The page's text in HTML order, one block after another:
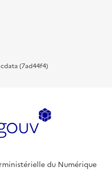
(7ad44f4)
du Numérique